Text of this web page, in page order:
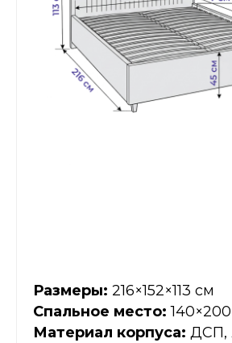
Размеры: 216×152×113 см
Спальное место:
Материал корпуса: ДСП,